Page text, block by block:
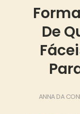
De
ANNA DA